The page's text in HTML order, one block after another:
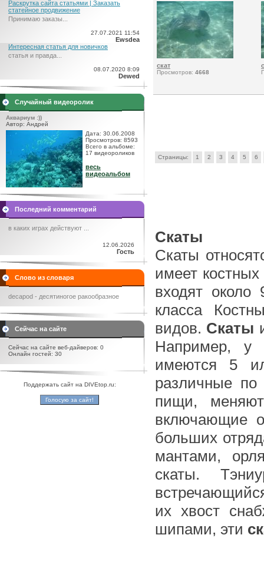
Раскрутка сайта статьями | Заказать
статейное продвижение
Принимаю заказы...
27.07.2021 11:54
Ewsdea
Интересная статья для новичков
статья и правда...
08.07.2020 8:09
Dewed
Случайный видеоролик
Аквариум :))
Автор: Андрей
Дата: 30.06.2008
Просмотров: 8593
Всего в альбоме:
17 видеороликов
весь
видеоальбом
Последний комментарий
в каких играх действуют ...
12.06.2026
Гость
Слово из словаря
decapod - десятиногое ракообразное
Сейчас на сайте
Сейчас на сайте веб-дайверов: 0
Онлайн гостей: 30
Поддержать сайт на DIVEtop.ru:
скат
Просмотров: 4668
Страницы: 1 2 3 4 5 6
Скаты
Скаты
имеет
входят около
класса
видов. Скаты
Например, у
имеются 5
различные по
пищи,
включающие
больших
мантами,
скаты.
их хвост
шипами, эти